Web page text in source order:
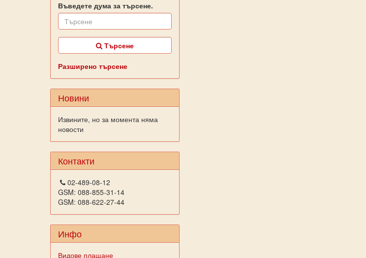
Въведете дума за търсене.
Търсене
Разширено търсене
Новини
Извините, но за момента няма
новости
Контакти
02-489-08-12
GSM: 088-855-31-14
GSM: 088-622-27-44
Инфо
Видове плащане